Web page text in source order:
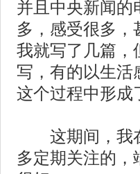
并且中央新闻的
多，感受很多，
我就写了几篇，
写，有的以生活
这个过程中形成
这期间，我在
多定期关注的，